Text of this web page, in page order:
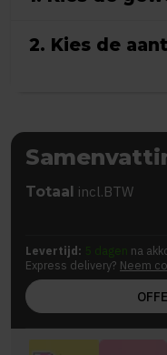
2. Kies de
Totaal incl.BTW
Levertijd: 5 dagen na
Express delivery? Neem